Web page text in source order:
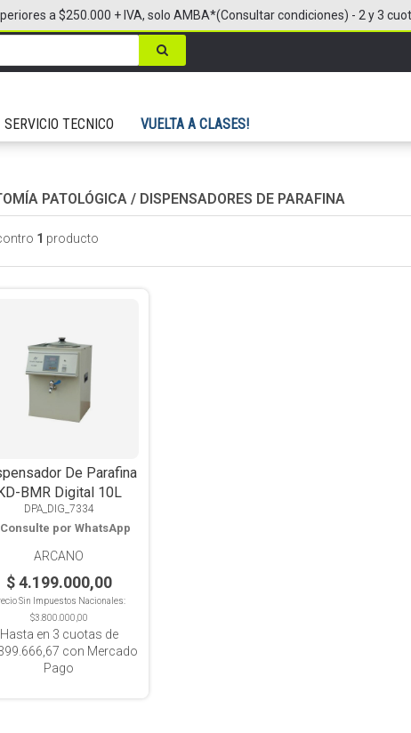
SERVICIO TECNICO VUELTA A CLASES!
a $250.000 + IVA, solo AMBA*(Consultar condiciones) - 2 y 3
PATOLÓGICA/ DISPENSADORES DE PARAFINA
1 producto
De Parafina
BMR Digital 10L
DPA_DIG_7334
por WhatsApp
ARCANO
$ 4.199.000,00
Sin Impuestos Nacionales:
$3.800.000,00
Hasta en 3 cuotas de
con Mercado
Pago